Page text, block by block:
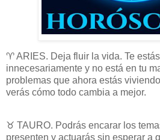
♈ ARIES. Deja fluir la vida. Te
innecesariamente y no está en tu
problemas que ahora estás
verás cómo todo cambia a mejor.
♉ TAURO. Podrás encarar los
presenten y actuarás sin esperar a